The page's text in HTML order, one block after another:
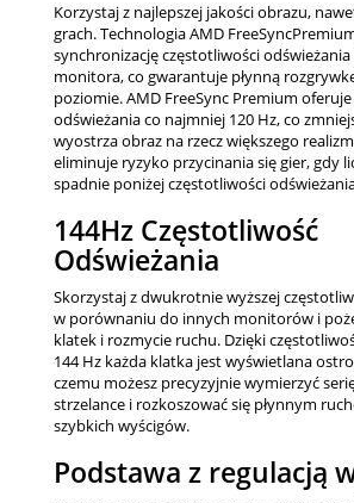
Korzystaj z najlepszej jakości obrazu,
grach. Technologia AMD
synchronizację częstotliwości
monitora, co gwarantuje płynną
poziomie. AMD FreeSync Premium
odświeżania co najmniej 120 Hz, co
wyostrza obraz na rzecz większego
eliminuje ryzyko przycinania się gier, gdy
spadnie poniżej częstotliwości
144Hz Częstotliwość
Odświeżania
Skorzystaj z dwukrotnie wyższej
w porównaniu do innych monitorów i
klatek i rozmycie ruchu. Dzięki
144 Hz każda klatka jest wyświetlana
czemu możesz precyzyjnie wymierzyć
strzelance i rozkoszować się płynnym
szybkich wyścigów.
Podstawa z regulacją